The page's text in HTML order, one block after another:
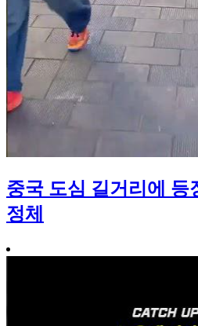
중국 도심 길거리에 등
정체